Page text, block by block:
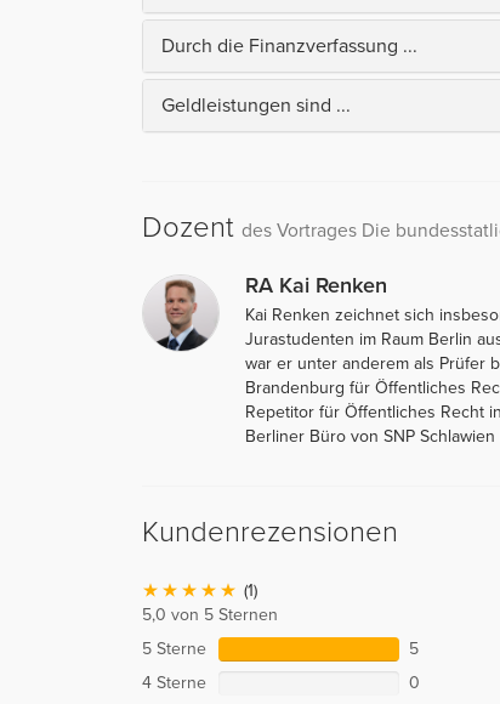
Durch die Finanzverfassung ...
Geldleistungen sind ...
Dozent des Vortrages Die
RA Kai Renken
Kai Renken zeichnet sich
Jurastudenten im Raum Berlin
war er unter anderem als Prüfer
Brandenburg für Öffentliches
Repetitor für Öffentliches Recht
Berliner Büro von SNP
Kundenrezensionen
(1)
5,0 von 5 Sternen
5 Sterne
5
4 Sterne
0